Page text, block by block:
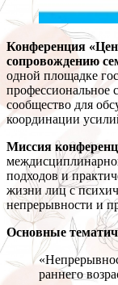
Конференция
сопровождению
одной площадке
профессиональное
сообщество для
координации
Миссия
подходов и
жизни лиц с
непрерывности и
Основные
раннего